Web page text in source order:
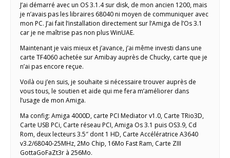
J’ai démarré avec un OS 3.1.4 sur disk, de mon ancien 1200, mais
je n’avais pas les libraires 68040 ni moyen de communiquer avec
mon PC. J’ai fait l’installation directement sur l’Amiga de l’Os 3.1
car je ne maîtrise pas non plus WinUAE.
Maintenant je vais mieux et j’avance, j’ai même investi dans une
carte TF4060 achetée sur Amibay auprès de Chucky, carte que je
n’ai pas encore reçue.
Voilà ou j’en suis, je souhaite si nécessaire trouver auprès de
vous tous, le soutien et aide qui me fera m’améliorer dans
l’usage de mon Amiga.
Ma config: Amiga 4000D, carte PCI Mediator v1.0, Carte TRio3D,
Carte USB PCi, Carte réseau PCI, Amiga Os 3.1 puis OS3.9, Cd
Rom, deux lecteurs 3.5″ dont 1 HD, Carte Accélératrice A3640
v3.2/68040-25MHz, 2Mo Chip, 16Mo Fast Ram, Carte ZIII
GottaGoFaZt3r à 256Mo.